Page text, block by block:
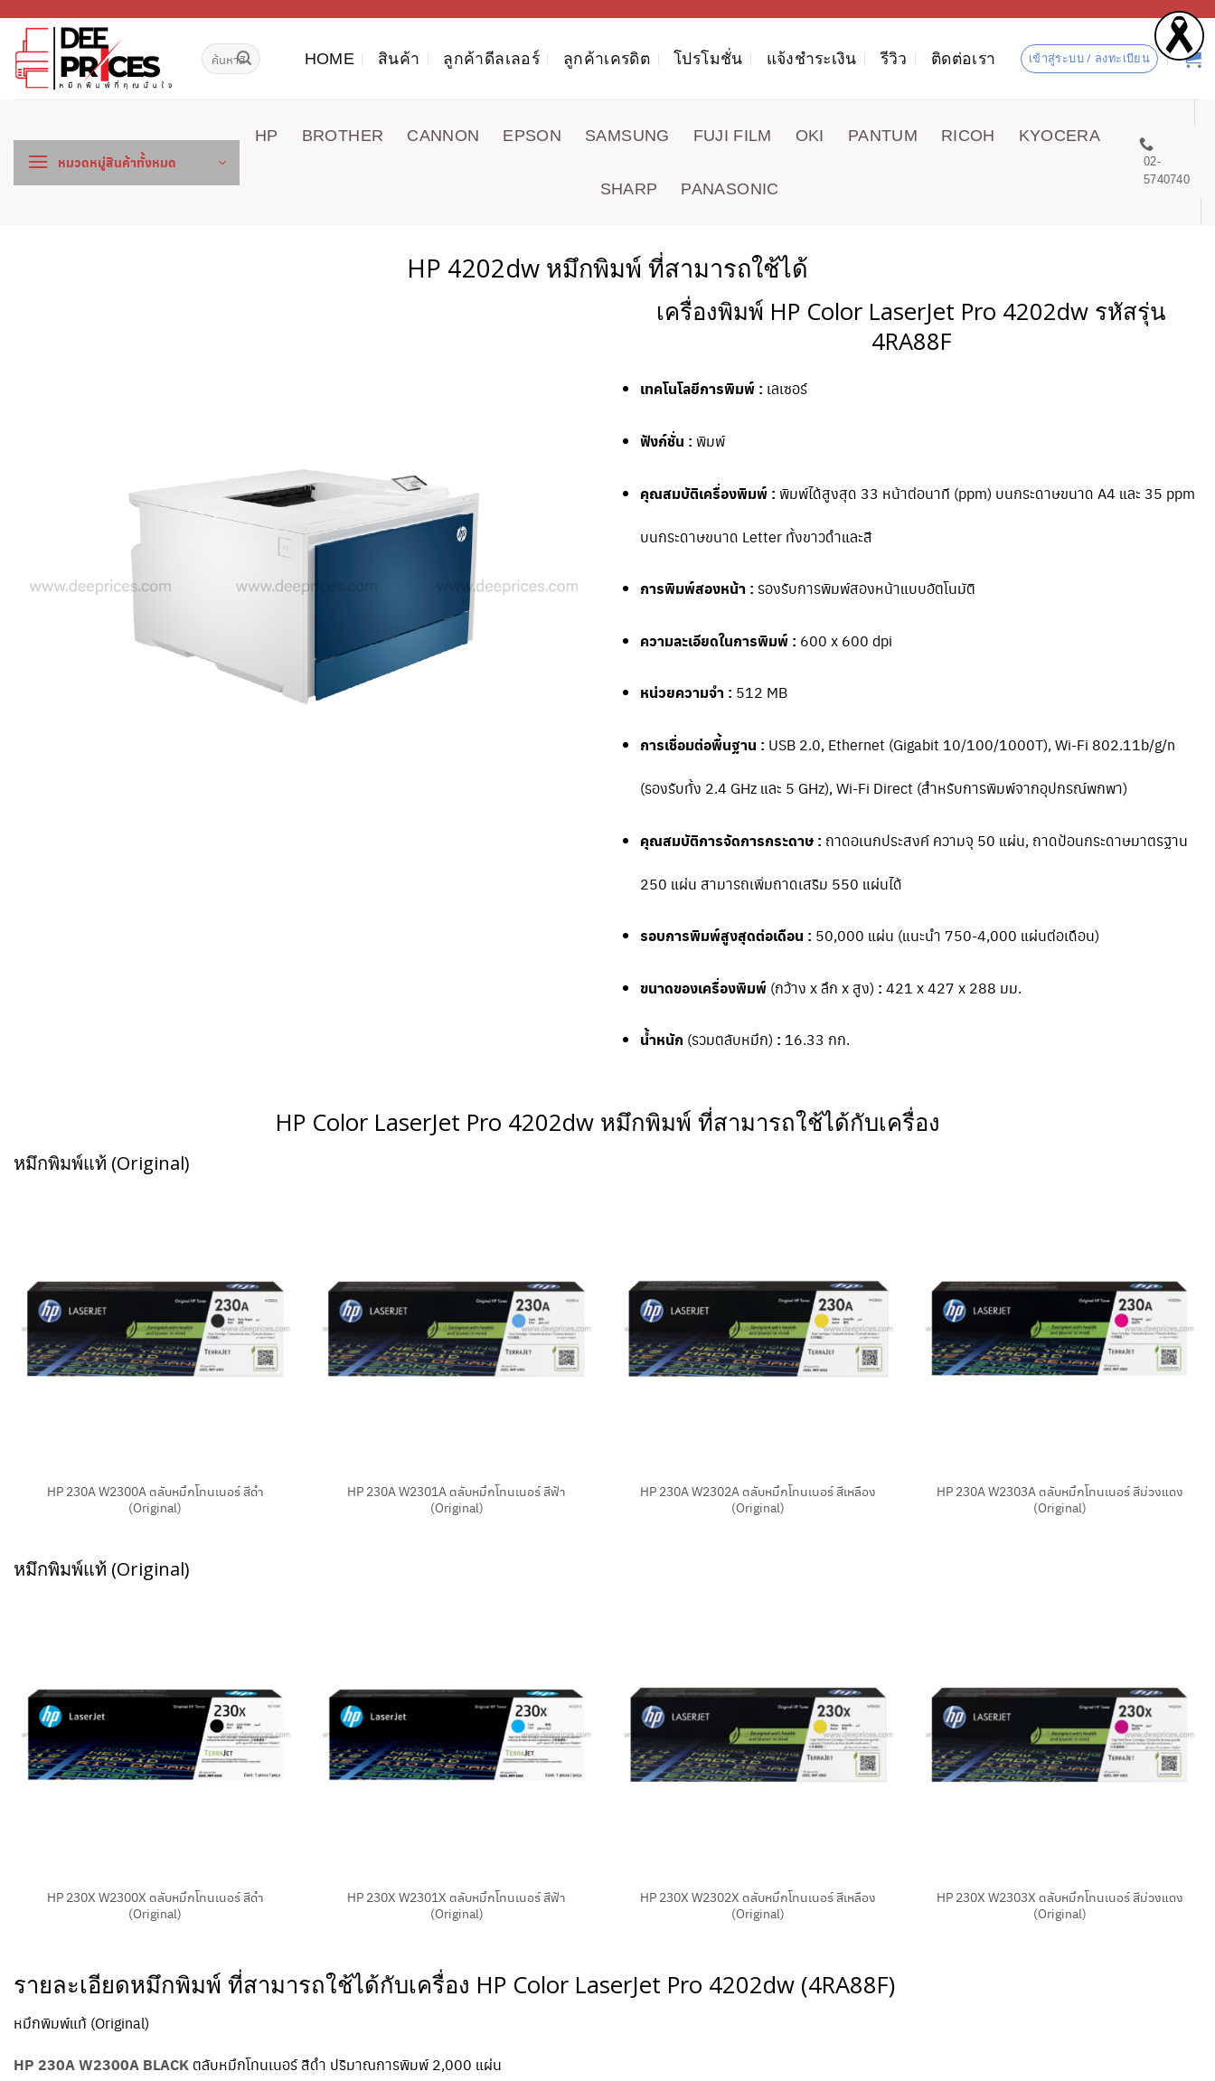
เนื้อหา
ค้นหา: HOME สินค้า ลูกค้าดีลเลอร์ ลูกค้าเครดิต โปรโมชั่น แจ้งชำระเงิน รีวิว ติดต่อเรา เข้าสู่ระบบ / ลงทะเบียน
หมวดหมู่สินค้าทั้งหมด
HP BROTHER CANNON EPSON SAMSUNG FUJI FILM OKI PANTUM RICOH KYOCERA
SHARP PANASONIC
02-
5740740
HP 4202dw หมึกพิมพ์ ที่สามารถใช้ได้
เครื่องพิมพ์ HP Color LaserJet Pro 4202dw รหัสรุ่น
4RA88F
เทคโนโลยีการพิมพ์ : เลเซอร์
ฟังก์ชั่น : พิมพ์
คุณสมบัติเครื่องพิมพ์ : พิมพ์ได้สูงสุด 33 หน้าต่อนาที (ppm) บนกระดาษขนาด A4 และ 35 ppm
บนกระดาษขนาด Letter ทั้งขาวดำและสี
การพิมพ์สองหน้า : รองรับการพิมพ์สองหน้าแบบอัตโนมัติ
ความละเอียดในการพิมพ์ : 600 x 600 dpi
หน่วยความจำ : 512 MB
การเชื่อมต่อพื้นฐาน : USB 2.0, Ethernet (Gigabit 10/100/1000T), Wi-Fi 802.11b/g/n
(รองรับทั้ง 2.4 GHz และ 5 GHz), Wi-Fi Direct (สำหรับการพิมพ์จากอุปกรณ์พกพา)
คุณสมบัติการจัดการกระดาษ : ถาดอเนกประสงค์ ความจุ 50 แผ่น, ถาดป้อนกระดาษมาตรฐาน
250 แผ่น สามารถเพิ่มถาดเสริม 550 แผ่นได้
รอบการพิมพ์สูงสุดต่อเดือน : 50,000 แผ่น (แนะนำ 750-4,000 แผ่นต่อเดือน)
ขนาดของเครื่องพิมพ์ (กว้าง x ลึก x สูง) : 421 x 427 x 288 มม.
น้ำหนัก (รวมตลับหมึก) : 16.33 กก.
HP Color LaserJet Pro 4202dwหมึกพิมพ์ ที่สามารถใช้ได้กับเครื่อง
หมึกพิมพ์แท้ (Original)
HP 230A W2300A ตลับหมึกโทนเนอร์ สีดำ
(Original)
HP 230A W2301A ตลับหมึกโทนเนอร์ สีฟ้า
(Original)
HP 230A W2302A ตลับหมึกโทนเนอร์ สีเหลือง
(Original)
HP 230A W2303A ตลับหมึกโทนเนอร์ สีม่วงแดง
(Original)
หมึกพิมพ์แท้ (Original)
HP 230X W2300X ตลับหมึกโทนเนอร์ สีดำ
(Original)
HP 230X W2301X ตลับหมึกโทนเนอร์ สีฟ้า
(Original)
HP 230X W2302X ตลับหมึกโทนเนอร์ สีเหลือง
(Original)
HP 230X W2303X ตลับหมึกโทนเนอร์ สีม่วงแดง
(Original)
รายละเอียดหมึกพิมพ์ ที่สามารถใช้ได้กับเครื่อง HP Color LaserJet Pro 4202dw (4RA88F)
หมึกพิมพ์แท้ (Original)
HP 230A W2300A BLACK ตลับหมึกโทนเนอร์ สีดำ ปริมาณการพิมพ์ 2,000 แผ่น